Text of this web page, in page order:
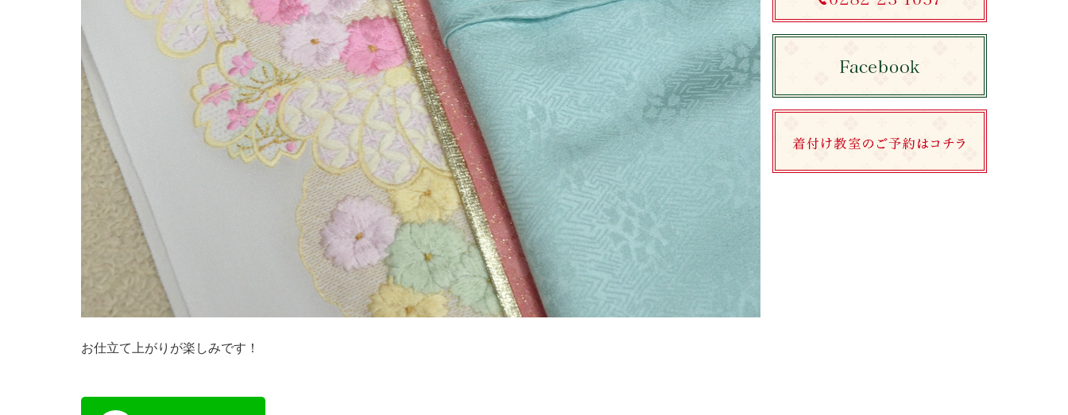
お仕立て上がりが楽しみです！